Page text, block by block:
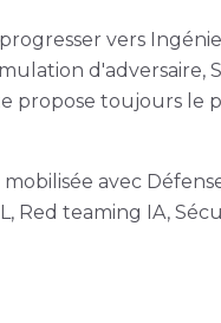
vers
d'adversaire,
propose toujours le
avec
Red teaming IA,